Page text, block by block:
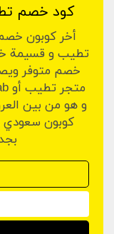
كود خصم تطيب
أخر كوبون
تطيب و قسيمة
و هو من بين
كوبون سعودي